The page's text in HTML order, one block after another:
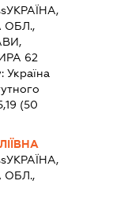
УКРАЇНА,
ОБЛ.,
62
Україна
(50
УКРАЇНА,
ОБЛ.,